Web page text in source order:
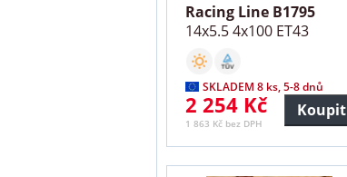
Racing Line B1795
14x5.5 4x100 ET43
SKLADEM 8 ks, 5-8 dnů
2 254 Kč
1 863 Kč bez DPH
Koupit